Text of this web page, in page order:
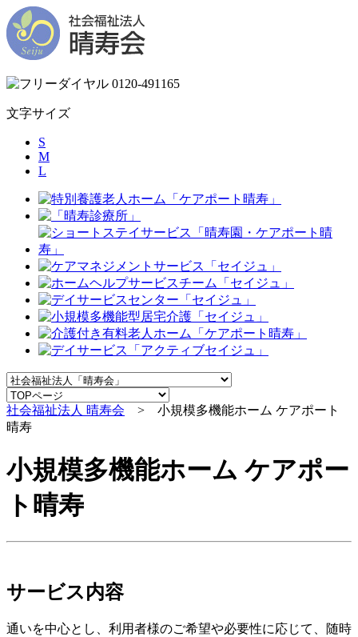
文字サイズ
S
M
L
社会福祉法人 晴寿会 > 小規模多機能ホーム ケアポート
晴寿
小規模多機能ホーム ケアポー
ト晴寿
サービス内容
通いを中心とし、利用者様のご希望や必要性に応じて、随時